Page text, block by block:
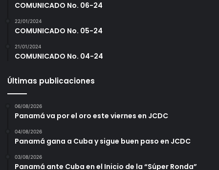
COMUNICADO No. 06-24
22/01/2024
COMUNICADO No. 05-24
21/01/2024
COMUNICADO No. 04-24
Últimas publicaciones
06/08/2026
Panamá va por el oro este viernes en JCDC
04/08/2026
Panamá gana a Cuba y sigue buen paso en JCDC
03/08/2026
Panamá ante Cuba en el Inicio de la “Súper Ronda”